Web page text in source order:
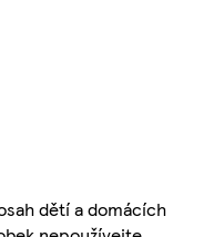
dětí a domácích